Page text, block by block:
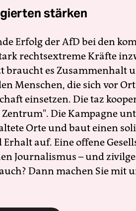
stärken
Erfolg der AfD bei den
rechtsextreme Kräfte
braucht es Zusammenhalt
Menschen, die sich vor
einsetzen. Die taz
Die Kampagne
Orte und baut einen
Erhalt auf. Eine offene
Journalismus – und
Dann machen Sie mit